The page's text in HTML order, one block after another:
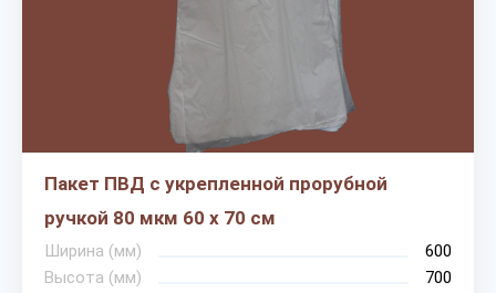
Пакет ПВД с укрепленной прорубной
ручкой 80 мкм 60 х 70 см
Ширина (мм)
600
Высота (мм)
700